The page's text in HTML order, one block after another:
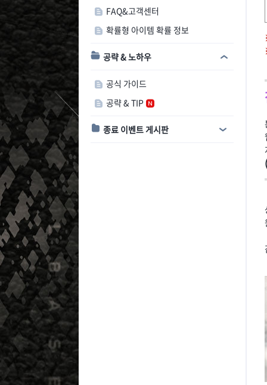
FAQ&고객센터
확률형 아이템 확률 정보
공략 & 노하우
공식 가이드
공략 & TIP
종료 이벤트 게시판